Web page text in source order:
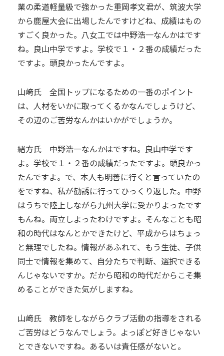
業の柔道軽量級で強かった重岡孝文君が、筑波大学
から鹿屋大会に出場したんですけどね、成績はもの
すごく良かった。八女工では中野浩一なんかはです
ね。良山中学ですよ。学校で１・２番の成績だった
ですよ。頭良かったんですよ。
山﨑氏 全国トップになるための一番のポイント
は、人材をいかに取ってくるかなんでしょうけど、
その辺のご苦労なんかはいかがでしょうか。
緒方氏 中野浩一なんかはですね。良山中学です
よ。学校で１・２番の成績だったですよ。頭良かっ
たんですよ。で、本人も明善に行くと言っていたの
をですね、私が勧誘に行ってひっくり返した。中野
はうちで陸上しながら九州大学に受かりよったです
もんね。両立しよったわけですよ。そんなことも昭
和の時代はなんとかできたけど、平成からはちょっ
と無理でしたね。情報があふれて、もう生徒、子供
同士で情報を集めて、自分たちで判断、選択できる
んじゃないですか。だから昭和の時代だからこそ集
めることができた気がしますね。
山﨑氏 教師をしながらクラブ活動の指導をされる
ご苦労はどうなんでしょう。よっぽど好きじゃない
とできないですね。あるいは責任感がないと。